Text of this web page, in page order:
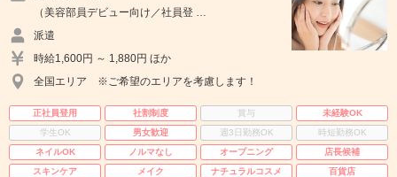
（美容部員デビュー向け／社員登 …
派遣
時給1,600円 ～ 1,880円 ほか
全国エリア ※ご希望のエリアを考慮します！
正社員登用 社割制度 賞与
未経験OK
学生OK
男女歓迎 週3日勤務OK
時短勤務OK
ネイルOK
ノルマなし オープニング
店長候補
スキンケア
メイク ナチュラルコスメ 百貨店